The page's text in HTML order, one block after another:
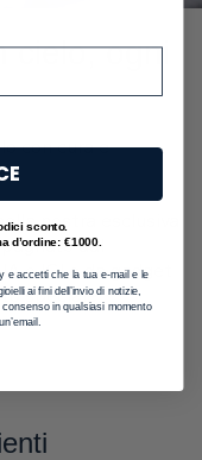
cielo, ogni
con cura e
nostra esclusiva
dal
o IGI e da gadget
speciale.
sconto.
d’ordine: €1000.
e accetti che la tua e-mail e le
ai fini dell’invio di notizie,
in qualsiasi momento